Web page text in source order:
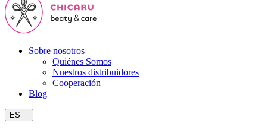
Sobre nosotros
Quiénes Somos
Nuestros distribuidores
Cooperación
Blog
ES